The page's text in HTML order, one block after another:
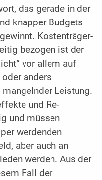
das gerade in der
knapper Budgets
Kostenträger-
bezogen ist der
vor allem auf
anders
Leistung.
und Re-
und müssen
werdenden
aber auch an
werden. Aus der
Fall der